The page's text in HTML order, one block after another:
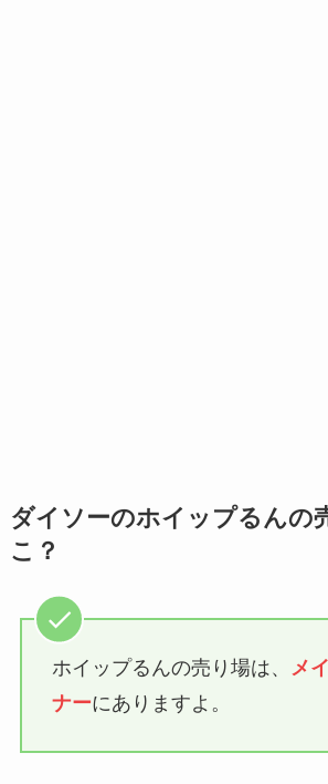
ダイソーのホイップるんの
こ？
ホイップるんの売り場は、 メ
ナーにありますよ。